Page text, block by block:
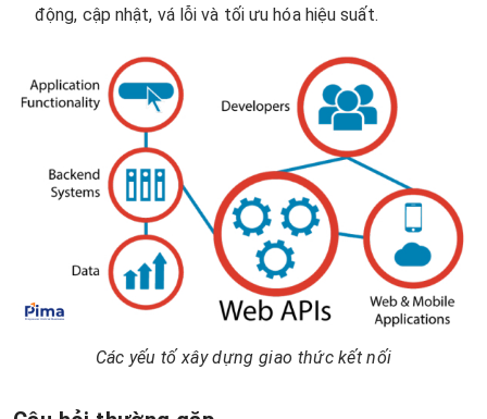
động, cập nhật, vá lỗi và tối ưu hóa hiệu suất.
Các yếu tố xây dựng giao thức kết nối